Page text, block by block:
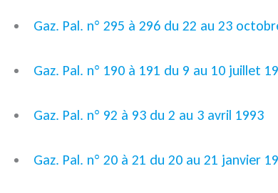
Gaz. Pal. n° 295 à 296 du 22 au 23
Gaz. Pal. n° 190 à 191 du 9 au 10 juillet
Gaz. Pal. n° 92 à 93 du 2 au 3 avril 1993
Gaz. Pal. n° 20 à 21 du 20 au 21 janvier